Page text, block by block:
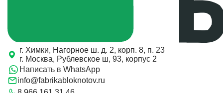
г. Химки, Нагорное ш. д. 2, корп. 8, п. 23
г. Москва, Рублевское ш, 93, корпус 2
Написать в WhatsApp
info@fabrikabloknotov.ru